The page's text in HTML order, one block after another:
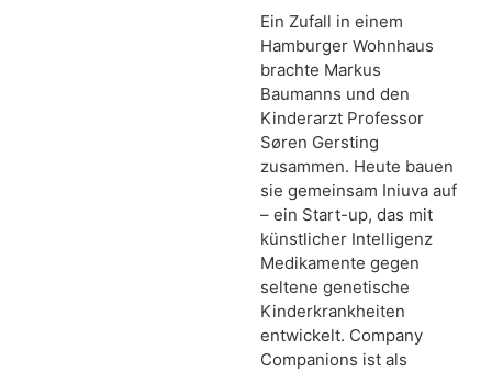
Ein Zufall in einem
Hamburger Wohnhaus
brachte Markus
Baumanns und den
Kinderarzt Professor
Søren Gersting
zusammen. Heute bauen
sie gemeinsam Iniuva auf
– ein Start-up, das mit
künstlicher Intelligenz
Medikamente gegen
seltene genetische
Kinderkrankheiten
entwickelt. Company
Companions ist als